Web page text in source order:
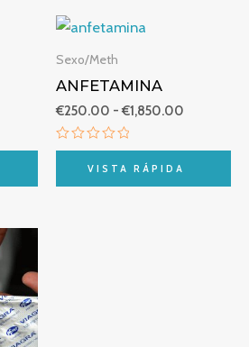
€2,200.00
Sexo/Meth
ANFETAMINA
€250.00 - €1,850.00
Valorado
de
VISTA RÁPIDA
precios: